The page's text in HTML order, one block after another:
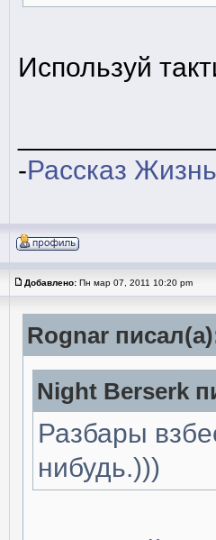
Используй
-Рассказ
Добавлено: Пн мар 07, 2011 10:20 pm
Rognar
Night Berserk
Разбары
нибудь.)))